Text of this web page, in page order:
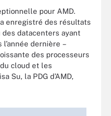
pour AMD.
enregistré des résultats
datacenters ayant
dernière –
des processeurs
cloud et les
Su, la PDG d’AMD,